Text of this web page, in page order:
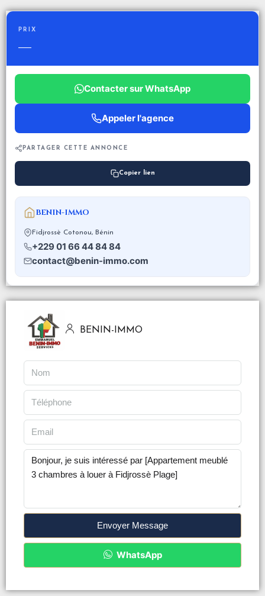
PRIX
—
Contacter sur WhatsApp
Appeler l'agence
PARTAGER CETTE ANNONCE
Copier lien
BENIN-IMMO
Fidjrossè Cotonou, Bénin
+229 01 66 44 84 84
contact@benin-immo.com
BENIN-IMMO
Envoyer Message
WhatsApp